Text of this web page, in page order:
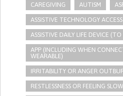
CAREGIVING AUTISM
ASSISTIVE TECHNOLOGY ACCESS
ASSISTIVE DAILY LIFE DEVICE
APP (INCLUDING WHEN
WEARABLE)
IRRITABILITY OR ANGER
RESTLESSNESS OR FEELING